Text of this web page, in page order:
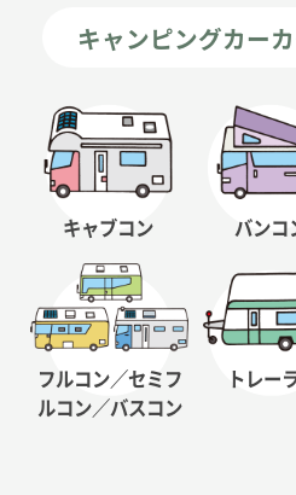
キャンピングカー
キャブコン バンコ
フルコン／セミフ
ルコン／バスコン
トレー